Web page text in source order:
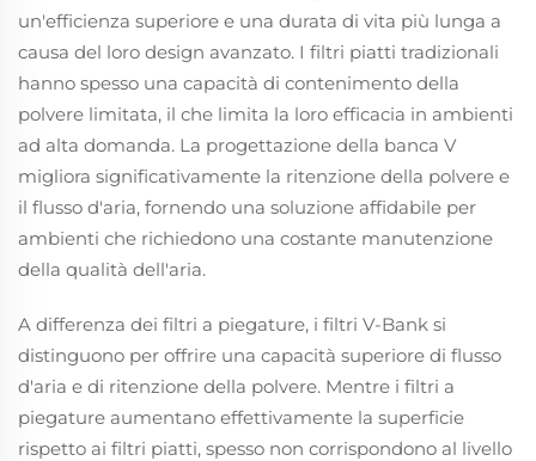
un'efficienza superiore e una durata di vita più lunga a
causa del loro design avanzato. I filtri piatti tradizionali
hanno spesso una capacità di contenimento della
polvere limitata, il che limita la loro efficacia in ambienti
ad alta domanda. La progettazione della banca V
migliora significativamente la ritenzione della polvere e
il flusso d'aria, fornendo una soluzione affidabile per
ambienti che richiedono una costante manutenzione
della qualità dell'aria.
A differenza dei filtri a piegature, i filtri V-Bank si
distinguono per offrire una capacità superiore di flusso
d'aria e di ritenzione della polvere. Mentre i filtri a
piegature aumentano effettivamente la superficie
rispetto ai filtri piatti, spesso non corrispondono al livello